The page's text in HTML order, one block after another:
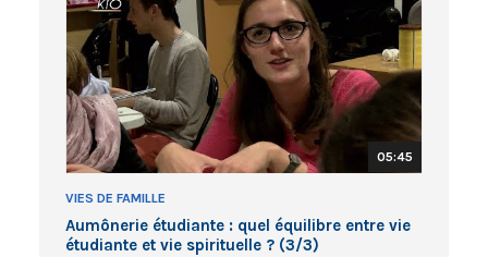
05:45
VIES DE FAMILLE
Aumônerie étudiante : quel équilibre entre vie
étudiante et vie spirituelle ? (3/3)